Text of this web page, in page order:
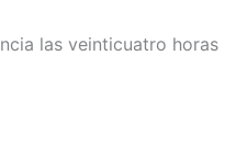
las veinticuatro horas